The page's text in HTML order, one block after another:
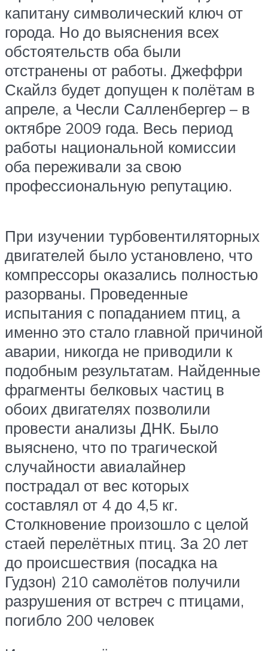
капитану символический ключ от
города. Но до выяснения всех
обстоятельств оба были
отстранены от работы. Джеффри
Скайлз будет допущен к полётам в
апреле, а Чесли Салленбергер – в
октябре 2009 года. Весь период
работы национальной комиссии
оба переживали за свою
профессиональную репутацию.
При изучении турбовентиляторных
двигателей было установлено, что
компрессоры оказались полностью
разорваны. Проведенные
испытания с попаданием птиц, а
именно это стало главной причиной
аварии, никогда не приводили к
подобным результатам. Найденные
фрагменты белковых частиц в
обоих двигателях позволили
провести анализы ДНК. Было
выяснено, что по трагической
случайности авиалайнер
пострадал от вес которых
составлял от 4 до 4,5 кг.
Столкновение произошло с целой
стаей перелётных птиц. За 20 лет
до происшествия (посадка на
Гудзон) 210 самолётов получили
разрушения от встреч с птицами,
погибло 200 человек